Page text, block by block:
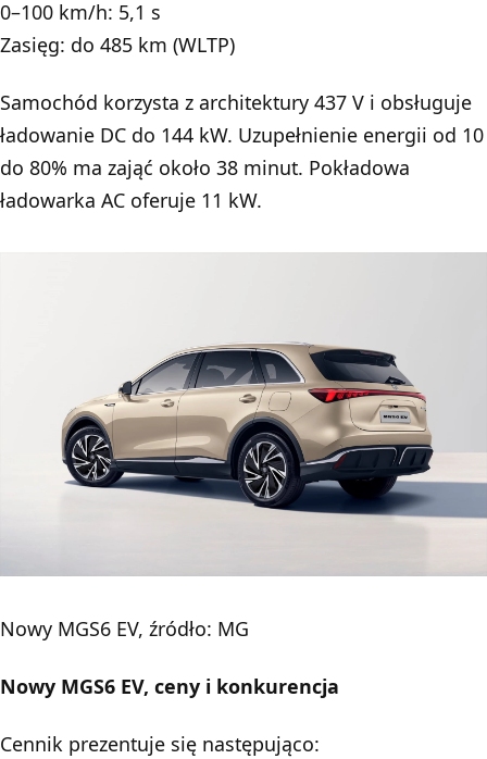
0–100 km/h: 5,1 s
Zasięg: do 485 km (WLTP)
Samochód korzysta z architektury 437 V i obsługuje
ładowanie DC do 144 kW. Uzupełnienie energii od 10
do 80% ma zająć około 38 minut. Pokładowa
ładowarka AC oferuje 11 kW.
Nowy MGS6 EV, źródło: MG
Nowy MGS6 EV, ceny i konkurencja
Cennik prezentuje się następująco: